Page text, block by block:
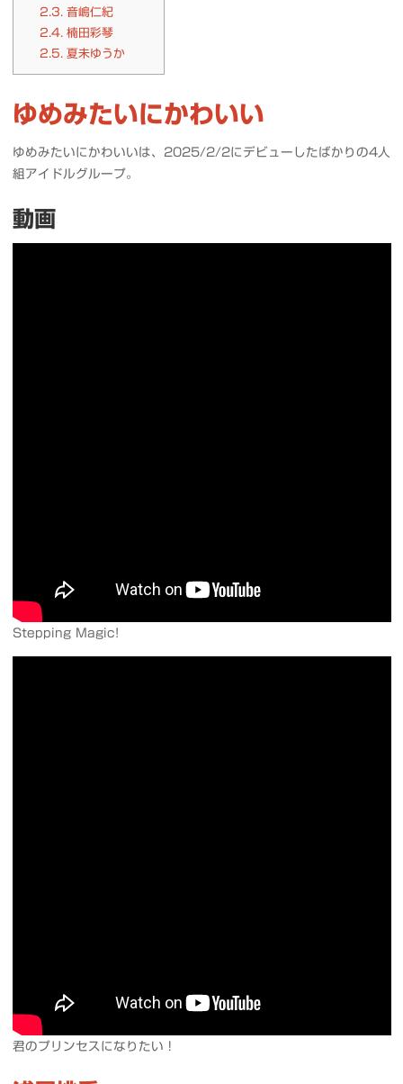
2.3.音嶋仁紀
2.4.楠田彩琴
2.5.夏未ゆうか
ゆめみたいにかわいい
ゆめみたいにかわいいは、2025/2/2にデビューしたばかりの4人
組アイドルグループ。
動画
Stepping Magic!
君のプリンセスになりたい！